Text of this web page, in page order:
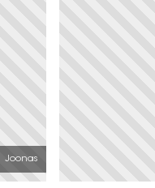
Joonas